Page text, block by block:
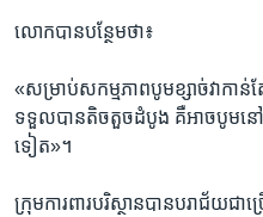
លោក​បាន​បន្ថែម​ថា៖​
«សម្រាប់​សកម្មភាព​បូមខ្សាច់​វា​កាន់
ទទួល​បាន​តិចតួច​ដំបូង​ គឺ​អាច​បូម​នៅ​
ទៀត‍»។​
ក្រុម​ការពារ​បរិស្ថាន​បាន​បរាជ័យ​ជ